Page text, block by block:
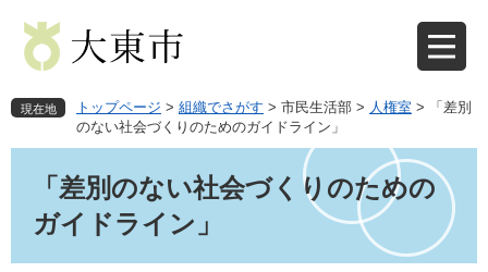
先
で
を
ば
へ
現在地 トップページ > 組織でさがす > 市民生活部 > 人権室 >
「差別
のない社会づくりのためのガイドライン」
「差別のない社会づくりのための
ガイドライン」